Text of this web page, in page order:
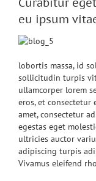
eu ipsum
lobortis massa, id
sollicitudin turpis
ullamcorper lorem
eros, et consectetur
amet, consectetur
egestas eget
ultricies auctor
adipiscing turpis
Vivamus eleifend